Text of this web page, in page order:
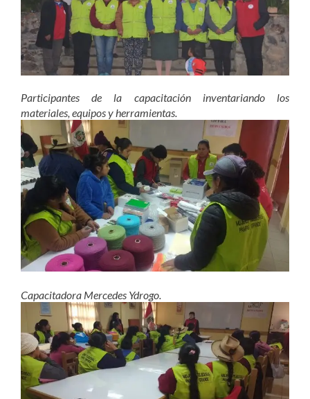
Participantes de la capacitación inventariando los
materiales, equipos y herramientas.
Capacitadora Mercedes Ydrogo.